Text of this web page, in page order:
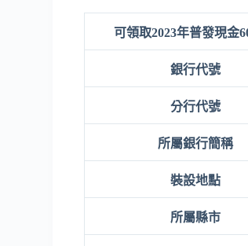
可領取2023年普發現金
銀行代號
分行代號
所屬銀行簡稱
裝設地點
所屬縣市